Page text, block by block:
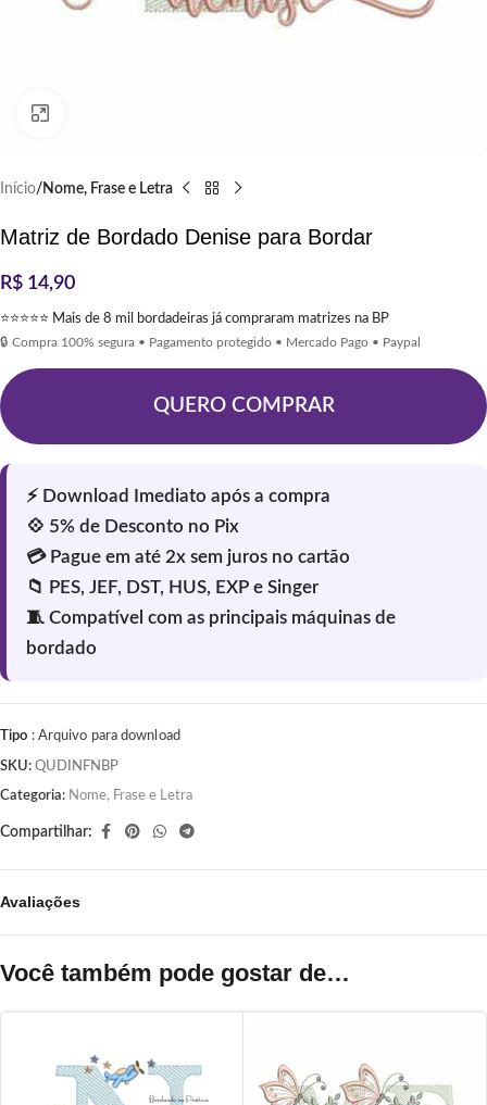
Início Nome, Frase e Letra
Matriz de Bordado Denise para Bordar
R$ 14,90
⭐⭐⭐⭐⭐ Mais de 8 mil bordadeiras já compraram matrizes na BP
🔒 Compra 100% segura • Pagamento protegido • Mercado Pago • Paypal
QUERO COMPRAR
Tipo : Arquivo para download
SKU: QUDINFNBP
Categoria: Nome, Frase e Letra
Compartilhar:
Avaliações
Você também pode gostar de…